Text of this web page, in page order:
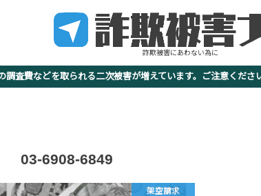
詐欺被害にあわない為に
の調査費などを取られる二次被害が増えています。ご注意
03-6908-6849
架空請求